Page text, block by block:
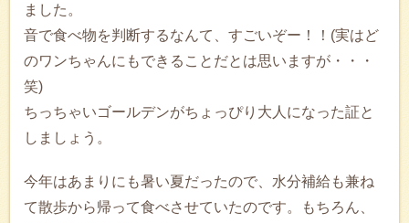
ました。
音で食べ物を判断するなんて、すごいぞー！！(実はど
のワンちゃんにもできることだとは思いますが・・・
笑)
ちっちゃいゴールデンがちょっぴり大人になった証と
しましょう。
今年はあまりにも暑い夏だったので、水分補給も兼ね
て散歩から帰って食べさせていたのです。もちろん、